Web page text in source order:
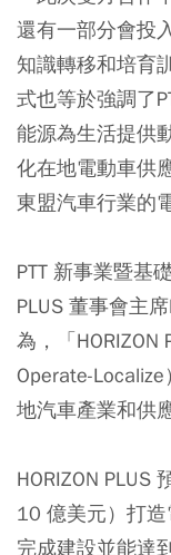
還有一部分會投
知識轉移和培育
式也等於強調了
能源為生活提供
化在地電動車供
東盟汽車行業的
PTT 新事業暨基
PLUS 董事會主
為，「HORIZON
Operate-
地汽車產業和供
HORIZON PLUS
10 億美元）打
完成建設並能達